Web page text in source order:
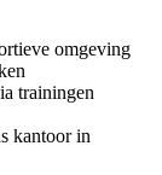
omgeving
trainingen
kantoor in